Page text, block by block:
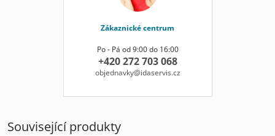
Zákaznické centrum
Po - Pá od 9:00 do 16:00
+420 272 703 068
objednavky@idaservis.cz
Související produkty